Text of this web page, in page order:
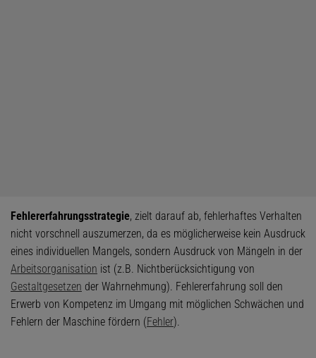
Fehlererfahrungsstrategie, zielt darauf ab, fehlerhaftes Verhalten
nicht vorschnell auszumerzen, da es möglicherweise kein Ausdruck
eines individuellen Mangels, sondern Ausdruck von Mängeln in der
Arbeitsorganisation ist (z.B. Nichtberücksichtigung von
Gestaltgesetzen der Wahrnehmung). Fehlererfahrung soll den
Erwerb von Kompetenz im Umgang mit möglichen Schwächen und
Fehlern der Maschine fördern (Fehler).